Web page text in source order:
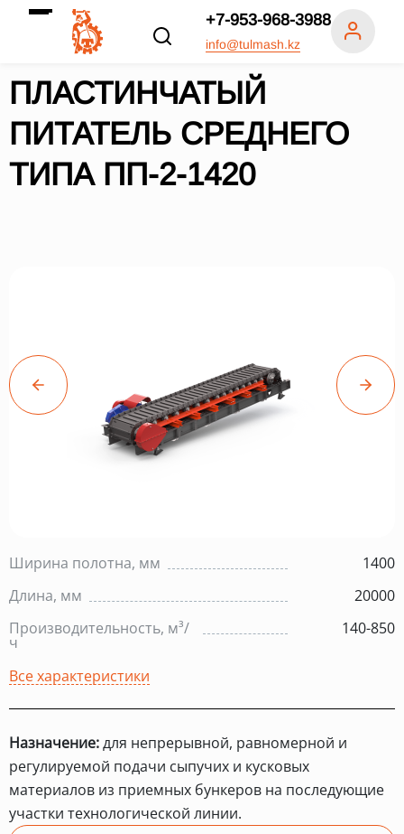
+7-953-968-3988
info@tulmash.kz
ПЛАСТИНЧАТЫЙ
ПИТАТЕЛЬ СРЕДНЕГО
ТИПА ПП-2-1420
Ширина полотна, мм
1400
Длина, мм
20000
Производительность, м³/
ч
140-850
Все характеристики
Назначение:для непрерывной, равномерной и
регулируемой подачи сыпучих и кусковых
материалов из приемных бункеров на последующие
участки технологической линии.